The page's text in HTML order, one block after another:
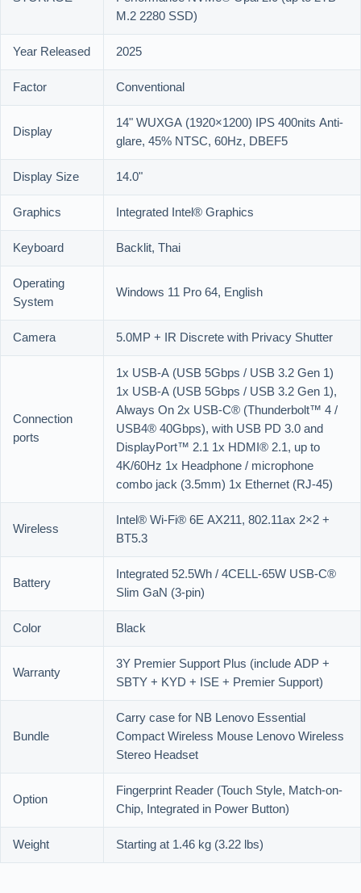
M.2 2280 SSD)
Year Released
2025
Factor
Conventional
Display
14" WUXGA (1920×1200) IPS 400nits Anti-
glare, 45% NTSC, 60Hz, DBEF5
Display Size
14.0"
Graphics
Integrated Intel® Graphics
Keyboard
Backlit, Thai
Operating
System
Windows 11 Pro 64, English
Camera 5.0MP + IR Discrete with Privacy Shutter
Connection
ports
1x USB-A (USB 5Gbps / USB 3.2 Gen 1)
1x USB-A (USB 5Gbps / USB 3.2 Gen 1),
Always On 2x USB-C® (Thunderbolt™ 4 /
USB4® 40Gbps), with USB PD 3.0 and
DisplayPort™ 2.1 1x HDMI® 2.1, up to
4K/60Hz 1x Headphone / microphone
combo jack (3.5mm) 1x Ethernet (RJ-45)
Wireless
Intel® Wi-Fi® 6E AX211, 802.11ax 2×2 +
BT5.3
Battery
Integrated 52.5Wh / 4CELL-65W USB-C®
Slim GaN (3-pin)
Color
Black
Warranty
3Y Premier Support Plus (include ADP +
SBTY + KYD + ISE + Premier Support)
Bundle
Carry case for NB Lenovo Essential
Compact Wireless Mouse Lenovo Wireless
Stereo Headset
Option
Fingerprint Reader (Touch Style, Match-on-
Chip, Integrated in Power Button)
Weight
Starting at 1.46 kg (3.22 lbs)